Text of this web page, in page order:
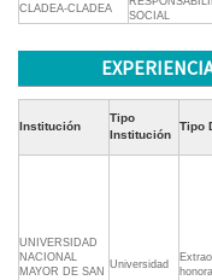
CLADEA-CLADEA
SOCIAL
Institución
Tipo
Institución
Tipo
UNIVERSIDAD
NACIONAL
MAYOR DE SAN
Universidad